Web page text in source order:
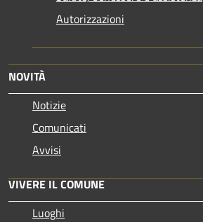
Autorizzazioni
NOVITÀ
Notizie
Comunicati
Avvisi
VIVERE IL COMUNE
Luoghi